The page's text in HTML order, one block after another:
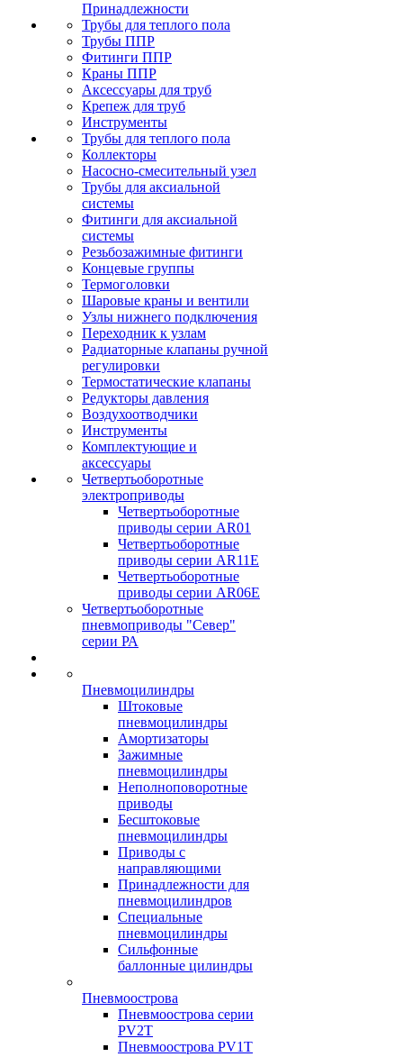
Принадлежности
Трубы для теплого пола
Трубы ППР
Фитинги ППР
Краны ППР
Аксессуары для труб
Крепеж для труб
Инструменты
Трубы для теплого пола
Коллекторы
Насосно-смесительный узел
Трубы для аксиальной
системы
Фитинги для аксиальной
системы
Резьбозажимные фитинги
Концевые группы
Термоголовки
Шаровые краны и вентили
Узлы нижнего подключения
Переходник к узлам
Радиаторные клапаны ручной
регулировки
Термостатические клапаны
Редукторы давления
Воздухоотводчики
Инструменты
Комплектующие и
аксессуары
Четвертьоборотные
электроприводы
Четвертьоборотные
приводы серии AR01
Четвертьоборотные
приводы серии AR11E
Четвертьоборотные
приводы серии AR06E
Четвертьоборотные
пневмоприводы "Север"
серии РА
Пневмоцилиндры
Штоковые
пневмоцилиндры
Амортизаторы
Зажимные
пневмоцилиндры
Неполноповоротные
приводы
Бесштоковые
пневмоцилиндры
Приводы с
направляющими
Принадлежности для
пневмоцилиндров
Специальные
пневмоцилиндры
Сильфонные
баллонные цилиндры
Пневмоострова
Пневмоострова серии
PV2T
Пневмоострова PV1T